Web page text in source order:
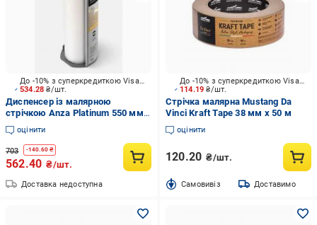
534.28₴/шт.
До -10% з суперкредиткою Visa Вигода
Диспенсер із малярною
стрічкою Anza Platinum 550 мм x
33 м
оцінити
703 -140.60 ₴
562.40 ₴/шт.
Доставка недоступна
114.19₴/шт.
До -10% з суперкредиткою Visa Вигода
Стрічка малярна Mustang Da
Vinci Kraft Tape 38 мм x 50 м
оцінити
120.20 ₴/шт.
Cамовивіз Доставимо